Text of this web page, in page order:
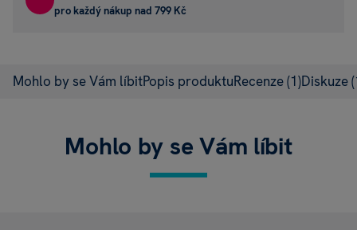
pro každý nákup nad 799 Kč
Mohlo by se Vám líbitPopis produktuRecenze(1)Diskuze
Mohlo by se Vám líbit